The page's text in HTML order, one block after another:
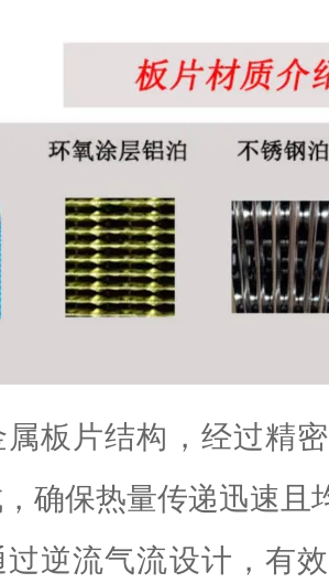
属板片结构，经过精
确保热量传递迅速且
过逆流气流设计，有